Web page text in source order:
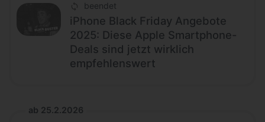
beendet
iPhone Black Friday Angebote
2025: Diese Apple Smartphone-
Deals sind jetzt wirklich
empfehlenswert
ab 25.2.2026